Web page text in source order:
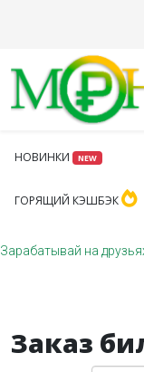
НОВИНКИ NEW
ГОРЯЩИЙ КЭШБЭК
Зарабатывай на
Заказ